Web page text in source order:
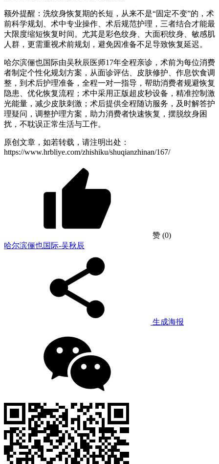
额外提醒：洗纹身恢复期的长短，从来不是“固定不变”的，术
前科学规划、术中专业操作、术后规范护理，三者结合才能最
大限度缩短恢复时间。尤其是彩色纹身、大面积纹身、敏感肌
人群，更需重视术前规划，避免因准备不足导致恢复延迟。
哈尔滨俪也国际由吴秋辰医师17年全程亲诊，术前为每位消费
者制定个性化规划方案，从面诊评估、皮肤修护、作息饮食调
整，到术后护理准备，全程一对一指导，帮助消费者规避恢复
隐患、优化恢复流程；术中采用正版超皮秒设备，精准控制激
光能量，减少皮肤刺激；术后提供全程随访服务，及时解答护
理疑问，调整护理方案，助力消费者快速恢复，摆脱纹身困
扰，不耽误正常生活与工作。
原创文章，如若转载，请注明出处：
https://www.hrbliye.com/zhishiku/shuqianzhinan/167/
赞 (0)
哈尔滨俪也国际-吴秋辰
生成海报